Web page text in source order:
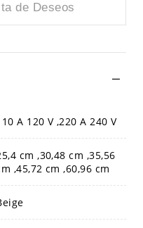
de Deseos
A 120 V ,220 A 240 V
cm ,30,48 cm ,35,56
,45,72 cm ,60,96 cm